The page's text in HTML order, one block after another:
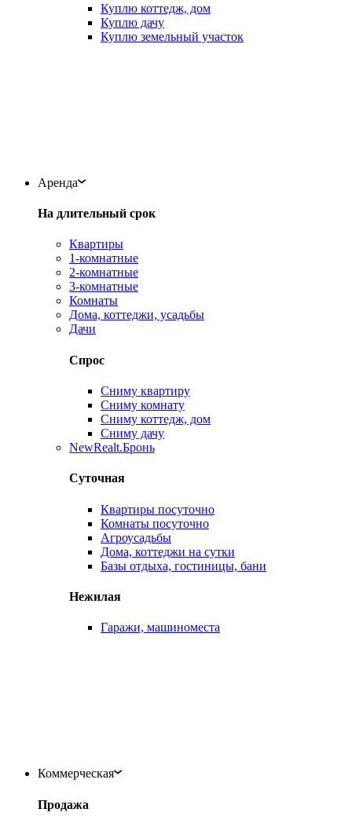
Куплю коттедж, дом
Куплю дачу
Куплю земельный участок
Аренда
На длительный срок
Квартиры
1-комнатные
2-комнатные
3-комнатные
Комнаты
Дома, коттеджи, усадьбы
Дачи
Спрос
Сниму квартиру
Сниму комнату
Сниму коттедж, дом
Сниму дачу
NewRealt.Бронь
Суточная
Квартиры посуточно
Комнаты посуточно
Агроусадьбы
Дома, коттеджи на сутки
Базы отдыха, гостиницы, бани
Нежилая
Гаражи, машиноместа
Коммерческая
Продажа